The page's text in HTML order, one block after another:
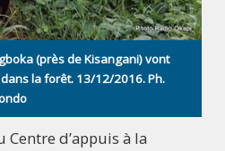
(près de Kisangani) vont
la forêt. 13/12/2016. Ph.
d’appuis à la